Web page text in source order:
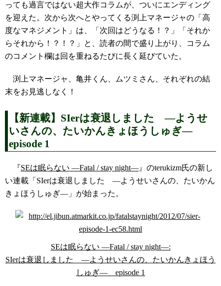
っても過言ではない超大作コラムが、ついにエンディング
を迎えた。次から次へとやってくる渕上マネージャの「高
度なマネジメント」は、「次回はどうなる！？」「それか
らそれから！？！？」と、読者の間で盛り上がり、コラム
のコメント欄は回を重ねるたびに長く延びていた。
渕上マネージャ、亀井くん、ムツミさん、それぞれの結
末をお見逃しなく！
【新連載】SIerは衰退しました ―ようせ
いさんの、たいかんきょほうしゅぎ―
episode 1
『SEは眠らない ―Fatal / stay night― 』のterukizm氏の新し
い連載「SIerは衰退しました ―ようせいさんの、たいかん
きょほうしゅぎ―」が始まった。
SEは眠らない ―Fatal / stay night―:
SIerは衰退しました ―ようせいさんの、たいかんきょほう
しゅぎ― episode 1